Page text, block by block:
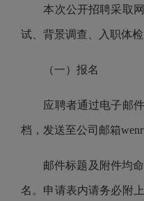
本次公开招聘采取
试、背景调查、入职体
（一） 报名
应聘者通过电子邮
档，发送至公司邮箱
邮件标题及附件均
名。申请表内请务必附上